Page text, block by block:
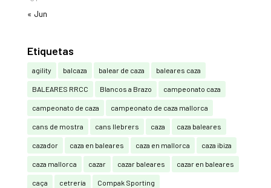
« Jun
Etiquetas
agility balcaza balear de caza baleares caza
BALEARES RRCC Blancos a Brazo campeonato caza
campeonato de caza campeonato de caza mallorca
cans de mostra cans llebrers caza caza baleares
cazador caza en baleares caza en mallorca caza ibiza
caza mallorca cazar cazar baleares cazar en baleares
caça cetrería Compak Sporting